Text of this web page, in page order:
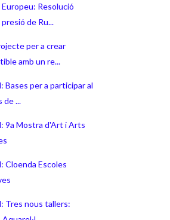
Resolució
de Ru...
per a crear
amb un re...
Bases per a participar al
de ...
9a Mostra d'Art i Arts
Cloenda Escoles
Tres nous tallers: